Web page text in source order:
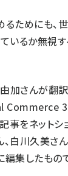
ためにも、
いるか無視
加さんが翻
Commerce
事をネット
、白川久美さん
集したもの